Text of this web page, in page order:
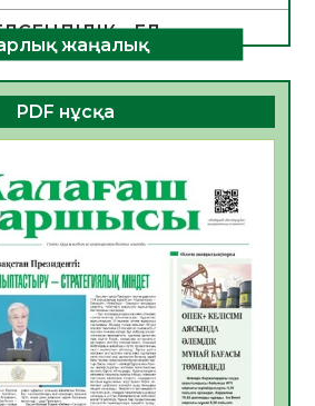
– ЕЛ
50 0
– БОЛАШАҚҚА
қарсы иммундау
54
туралы
52
туралы мәлімет
жаңалық
PDF нұсқа